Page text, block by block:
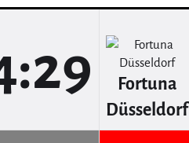
Fortuna
Düsseldorf